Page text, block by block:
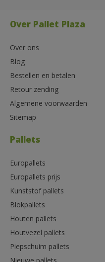
Over Pallet Plaza
Over ons
Blog
Bestellen en betalen
Retour zending
Algemene voorwaarden
Sitemap
Pallets
Europallets
Europallets prijs
Kunststof pallets
Blokpallets
Houten pallets
Houtvezel pallets
Piepschuim pallets